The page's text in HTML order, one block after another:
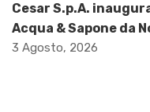
Cesar S.p.A.
Acqua & Sapone da
3 Agosto, 2026